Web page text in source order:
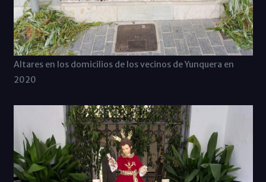
Altares en los domicilios de los vecinos de Yunquera en
2020